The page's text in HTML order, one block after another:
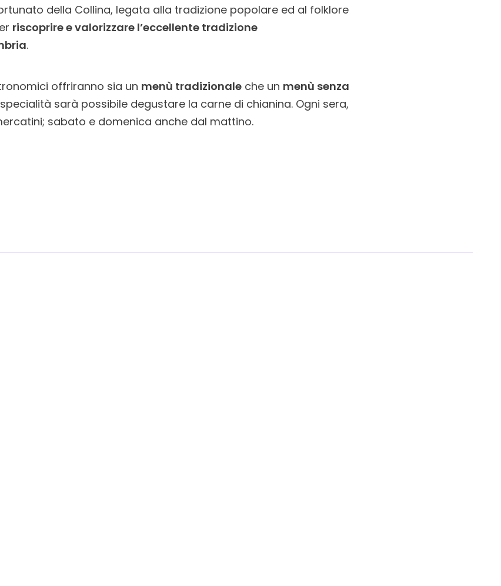
della Collina, legata alla tradizione popolare ed al folklore
riscoprire e valorizzare l’eccellente tradizione
.
offriranno sia un menù tradizionale che un menù senza
sarà possibile degustare la carne di chianina. Ogni sera,
sabato e domenica anche dal mattino.